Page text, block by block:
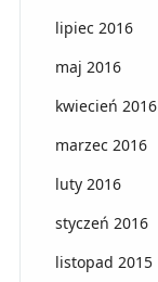
lipiec 2016
maj 2016
kwiecień 2016
marzec 2016
luty 2016
styczeń 2016
listopad 2015